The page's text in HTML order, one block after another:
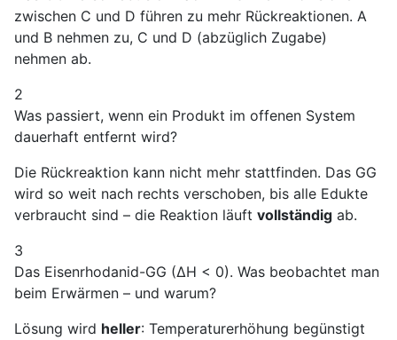
zwischen C und D führen zu mehr Rückreaktionen. A
und B nehmen zu, C und D (abzüglich Zugabe)
nehmen ab.
2
Was passiert, wenn ein Produkt im offenen System
dauerhaft entfernt wird?
Die Rückreaktion kann nicht mehr stattfinden. Das GG
wird so weit nach rechts verschoben, bis alle Edukte
verbraucht sind – die Reaktion läuft vollständig ab.
3
Das Eisenrhodanid-GG (ΔH < 0). Was beobachtet man
beim Erwärmen – und warum?
Lösung wird heller: Temperaturerhöhung begünstigt